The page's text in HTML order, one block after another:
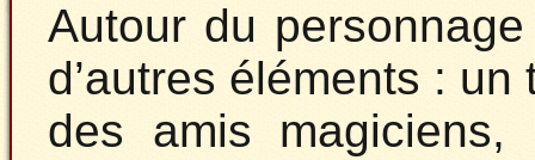
Autour du
d’autres éléments :
des amis magiciens,